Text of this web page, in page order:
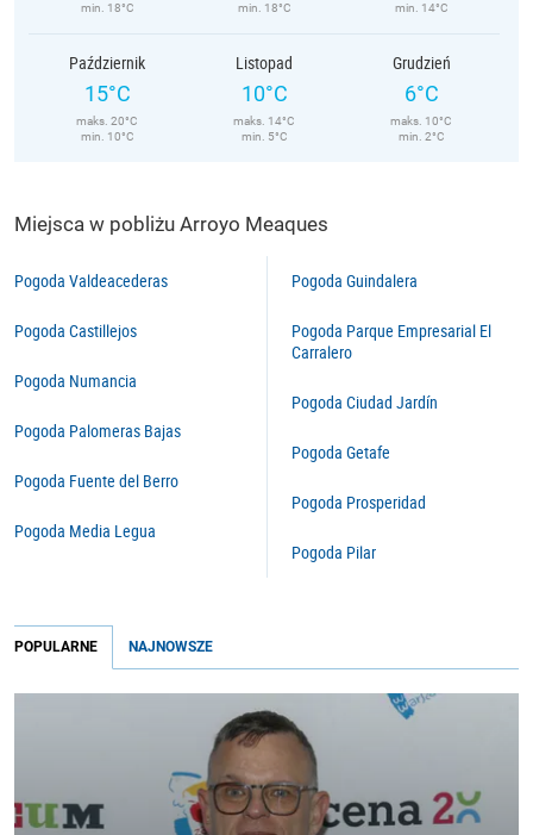
min. 18°C
min. 18°C
min. 14°C
Październik
15°C
maks. 20°C
min. 10°C
Listopad
10°C
maks. 14°C
min. 5°C
Grudzień
6°C
maks. 10°C
min. 2°C
Miejsca w pobliżu Arroyo Meaques
Pogoda Valdeacederas
Pogoda Castillejos
Pogoda Numancia
Pogoda Palomeras Bajas
Pogoda Fuente del Berro
Pogoda Media Legua
Pogoda Guindalera
Pogoda Parque Empresarial El
Carralero
Pogoda Ciudad Jardín
Pogoda Getafe
Pogoda Prosperidad
Pogoda Pilar
POPULARNE NAJNOWSZE